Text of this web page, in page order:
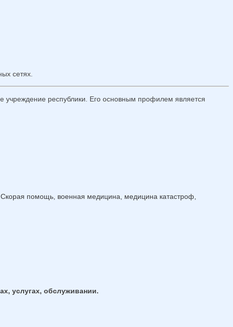
сетях.
учреждение республики. Его основным профилем является
помощь, военная медицина, медицина катастроф,
услугах, обслуживании.